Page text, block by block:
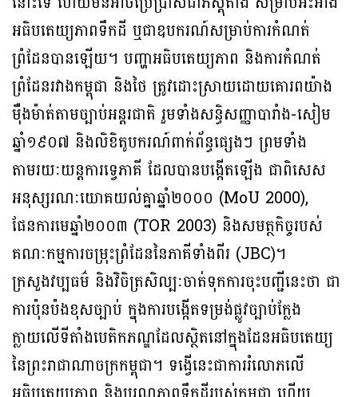
អធិបតេយ្យភាពទឹកដី ឬជាឧបករណ៍សម្រាប់ការកំណត់
ព្រំដែនបានឡើយ។ បញ្ហាអធិបតេយ្យភាព និងការកំណត់
ព្រំដែនរវាងកម្ពុជា និងថៃ ត្រូវដោះស្រាយដោយគោរពយ៉ាង
ម៉ឺងម៉ាត់តាមច្បាប់អន្តរជាតិ រួមទាំងសន្ធិសញ្ញាបារាំង-សៀម
ឆ្នាំ១៩០៧ និងលិខិតូបករណ៍ពាក់ព័ន្ធផ្សេងៗ ព្រមទាំង
តាមរយៈយន្តការទ្វេភាគី ដែលបានបង្កើតឡើង ជាពិសេស
អនុស្សរណៈយោគយល់គ្នាឆ្នាំ២០០០ (MoU 2000),
ផែនការមេឆ្នាំ២០០៣ (TOR 2003) និងសមត្ថកិច្ចរបស់
គណៈកម្មការចម្រុះព្រំដែននៃភាគីទាំងពីរ (JBC)។
ក្រសួងវប្បធម៌ និងវិចិត្រសិល្បៈចាត់ទុកការចុះបញ្ជីនេះថា ជា
ការប៉ុនប៉ងខុសច្បាប់ ក្នុងការបង្កើតទម្រង់ផ្លូវច្បាប់ក្លែង
ក្លាយលើទីតាំងបេតិកភណ្ឌដែលស្ថិតនៅក្នុងដែនអធិបតេយ្យ
នៃព្រះរាជាណាចក្រកម្ពុជា។ ទង្វើនេះជាការរំលោភលើ